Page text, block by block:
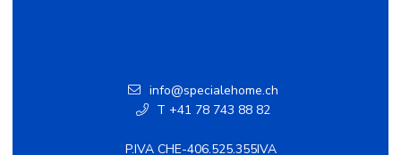
info@specialehome.ch
T +41 78 743 88 82
P.IVA CHE-406.525.355IVA